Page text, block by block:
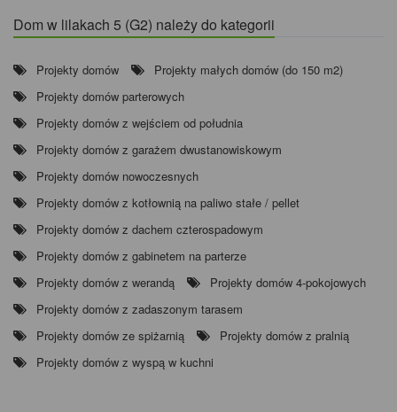
Dom w lilakach 5 (G2) należy do kategorii
Projekty domów
Projekty małych domów (do 150 m2)
Projekty domów parterowych
Projekty domów z wejściem od południa
Projekty domów z garażem dwustanowiskowym
Projekty domów nowoczesnych
Projekty domów z kotłownią na paliwo stałe / pellet
Projekty domów z dachem czterospadowym
Projekty domów z gabinetem na parterze
Projekty domów z werandą
Projekty domów 4-pokojowych
Projekty domów z zadaszonym tarasem
Projekty domów ze spiżarnią
Projekty domów z pralnią
Projekty domów z wyspą w kuchni